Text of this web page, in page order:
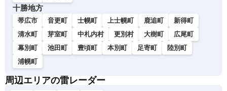
十勝地方
帯広市 音更町 士幌町 上士幌町 鹿追町
新得町
清水町
芽室町 中札内村 更別村 大樹町
広尾町
幕別町
池田町 豊頃町 本別町 足寄町
陸別町
浦幌町
周辺エリアの雷レーダー